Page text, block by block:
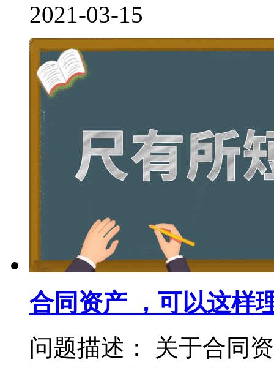
2021-03-15
合同资产 ，可以这样
问题描述： 关于合同